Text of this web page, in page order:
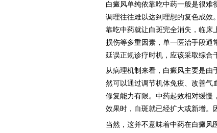
白癜风单纯依靠吃中药一般是很难
调理往往难以达到理想的复色成效
靠吃中药就让白斑完全消失，临床
损伤等多重因素，单一医治手段通
延误正规诊疗时机，应该采取综合
从病理机制来看，白癜风主要是由
然可以通过调节机体免疫、改善气
修复能力有限。中药起效相对缓慢
效果时，白斑就已经扩大或新增。
当然，这并不意味着中药在白癜风